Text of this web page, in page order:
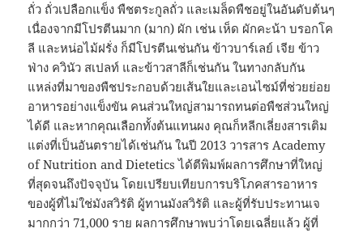
ถั่ว ถั่วเปลือกแข็ง พืชตระกูลถั่ว และเมล็ดพืชอยู่ในอันดับต้นๆ
เนื่องจากมีโปรตีนมาก (มาก) ผัก เช่น เห็ด ผักคะน้า บรอกโค
ลี และหน่อไม้ฝรั่ง ก็มีโปรตีนเช่นกัน ข้าวบาร์เลย์ เจีย ข้าว
ฟ่าง ควินัว สเปลท์ และข้าวสาลีก็เช่นกัน ในทางกลับกัน
แหล่งที่มาของพืชประกอบด้วยเส้นใยและเอนไซม์ที่ช่วยย่อย
อาหารอย่างแข็งขัน คนส่วนใหญ่สามารถทนต่อพืชส่วนใหญ่
ได้ดี และหากคุณเลือกทั้งต้นแทนผง คุณก็หลีกเลี่ยงสารเติม
แต่งที่เป็นอันตรายได้เช่นกัน ในปี 2013 วารสาร Academy
of Nutrition and Dietetics ได้ตีพิมพ์ผลการศึกษาที่ใหญ่
ที่สุดจนถึงปัจจุบัน โดยเปรียบเทียบการบริโภคสารอาหาร
ของผู้ที่ไม่ใช่มังสวิรัติ ผู้ทานมังสวิรัติ และผู้ที่รับประทานเจ
มากกว่า 71,000 ราย ผลการศึกษาพบว่าโดยเฉลี่ยแล้ว ผู้ที่